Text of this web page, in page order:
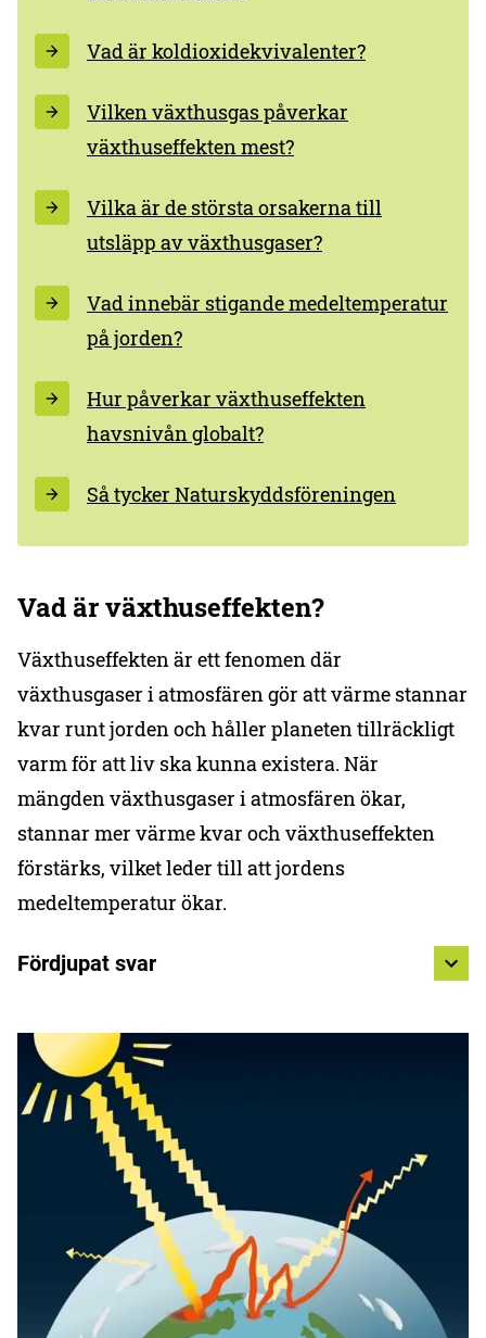
Vad är koldioxidekvivalenter?
Vilken växthusgas påverkar
växthuseffekten mest?
Vilka är de största orsakerna till
utsläpp av växthusgaser?
Vad innebär stigande medeltemperatur
på jorden?
Hur påverkar växthuseffekten
havsnivån globalt?
Så tycker Naturskyddsföreningen
Vad är växthuseffekten?
Växthuseffekten är ett fenomen där
växthusgaser i atmosfären gör att värme stannar
kvar runt jorden och håller planeten tillräckligt
varm för att liv ska kunna existera. När
mängden växthusgaser i atmosfären ökar,
stannar mer värme kvar och växthuseffekten
förstärks, vilket leder till att jordens
medeltemperatur ökar.
Fördjupat svar